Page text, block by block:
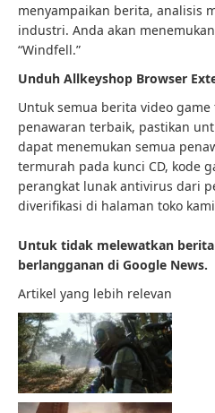
menyampaikan berita, analisis
industri. Anda akan
“Windfell.”
Unduh Allkeyshop Browser
Untuk semua berita video
penawaran terbaik, pastikan
dapat menemukan semua
termurah pada kunci CD, kode
perangkat lunak antivirus dari
diverifikasi di halaman toko
Untuk tidak melewatkan
berlangganan di Google News.
Artikel yang lebih relevan